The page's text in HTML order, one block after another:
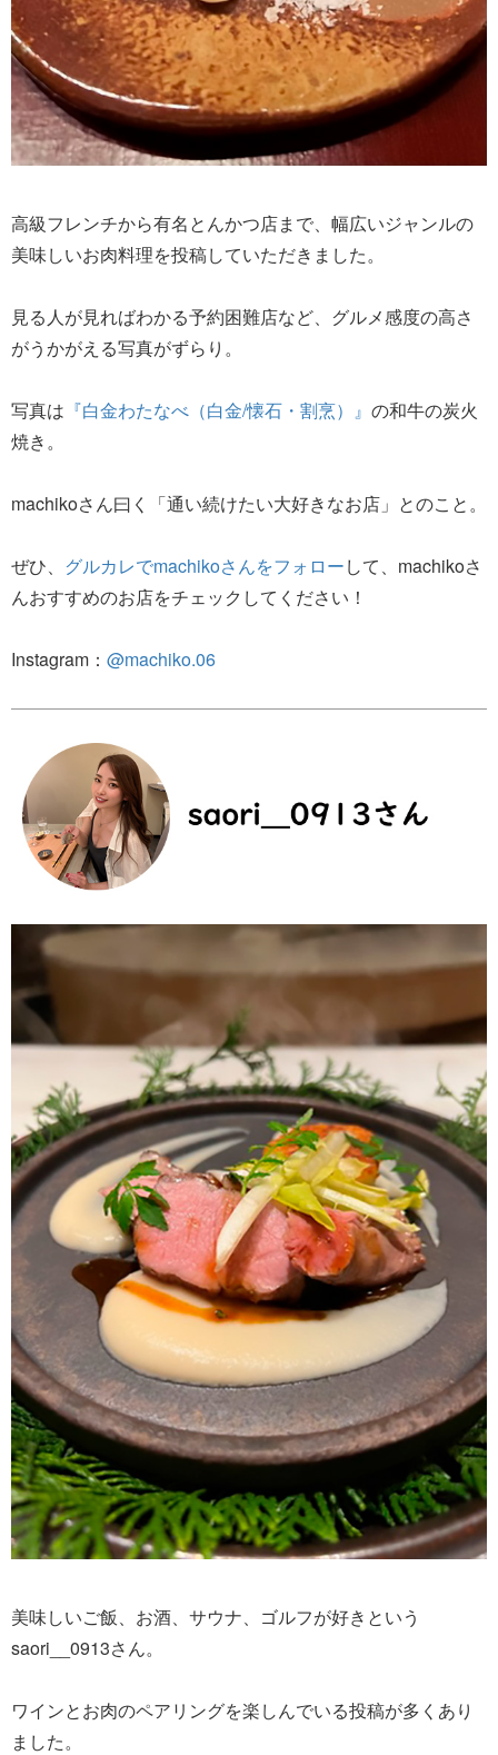
高級フレンチから有名とんかつ店まで、幅広いジャンルの
美味しいお肉料理を投稿していただきました。
見る人が見ればわかる予約困難店など、グルメ感度の高さ
がうかがえる写真がずらり。
写真は 『白金わたなべ（白金/懐石・割烹）』 の和牛の炭火
焼き。
machikoさん曰く「通い続けたい大好きなお店」とのこと。
ぜひ、 グルカレでmachikoさんをフォローして、machikoさ
んおすすめのお店をチェックしてください！
Instagram： @machiko.06
美味しいご飯、お酒、サウナ、ゴルフが好きという
saori__0913さん。
ワインとお肉のペアリングを楽しんでいる投稿が多くあり
ました。